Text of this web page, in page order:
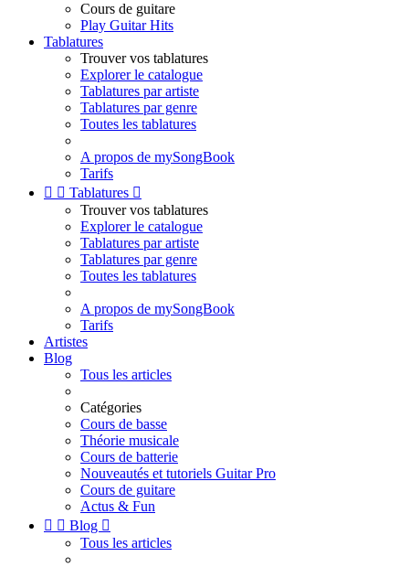
Cours de guitare
Play Guitar Hits
Tablatures
Trouver vos tablatures
Explorer le catalogue
Tablatures par artiste
Tablatures par genre
Toutes les tablatures
A propos de mySongBook
Tarifs
  Tablatures 
Trouver vos tablatures
Explorer le catalogue
Tablatures par artiste
Tablatures par genre
Toutes les tablatures
A propos de mySongBook
Tarifs
Artistes
Blog
Tous les articles
Catégories
Cours de basse
Théorie musicale
Cours de batterie
Nouveautés et tutoriels Guitar Pro
Cours de guitare
Actus & Fun
  Blog 
Tous les articles